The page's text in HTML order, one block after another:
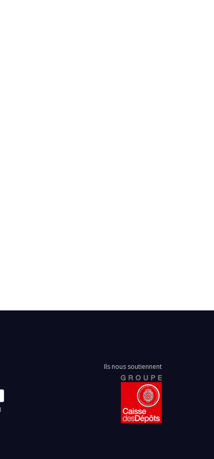
Ils nous soutiennent